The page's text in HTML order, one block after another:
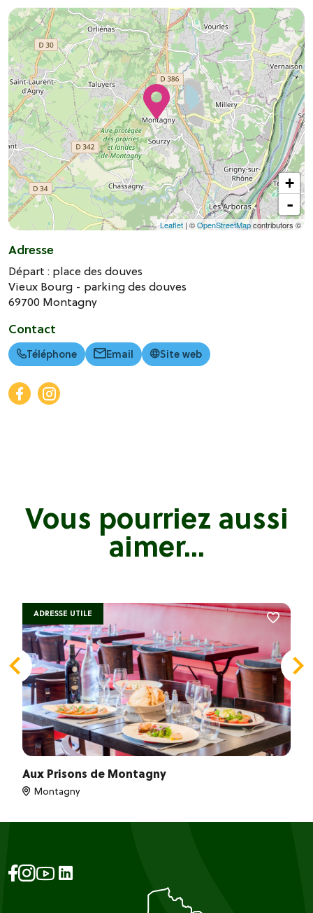
+
-
Leaflet | ©OpenStreetMapcontributors ©
Adresse
Départ : place des douves
Vieux Bourg - parking des douves
69700 Montagny
Contact
Téléphone Email Site web
Vous pourriez aussi
aimer...
Aux Prisons de Montagny
Montagny
ADRESSE UTILE